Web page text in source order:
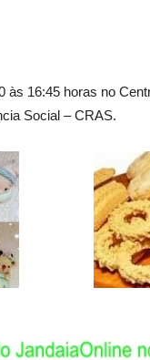
16:45 horas no
Social – CRAS.